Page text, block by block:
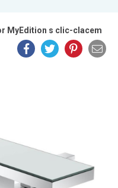
MyEdition s clic-clacem